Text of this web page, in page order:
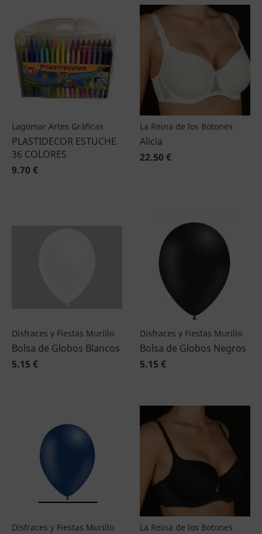
Lagomar Artes Gráficas
PLASTIDECOR ESTUCHE
36 COLORES
9.70 €
La Reina de los Botones
Alicia
22.50 €
Disfraces y Fiestas Murillo
Bolsa de Globos Blancos
5.15 €
Disfraces y Fiestas Murillo
Bolsa de Globos Negros
5.15 €
Disfraces y Fiestas Murillo La Reina de los Botones